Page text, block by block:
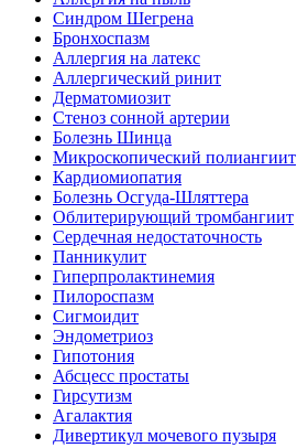
Синдром Шегрена
Бронхоспазм
Аллергия на латекс
Аллергический ринит
Дерматомиозит
Стеноз сонной артерии
Болезнь Шинца
Микроскопический полиангиит
Кардиомиопатия
Болезнь Осгуда-Шляттера
Облитерирующий тромбангиит
Сердечная недостаточность
Панникулит
Гиперпролактинемия
Пилороспазм
Сигмоидит
Эндометриоз
Гипотония
Абсцесс простаты
Гирсутизм
Агалактия
Дивертикул мочевого пузыря